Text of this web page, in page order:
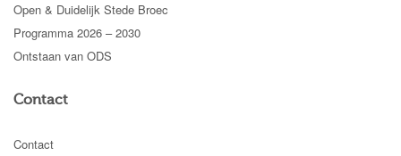
Open & Duidelijk Stede Broec
Programma 2026 – 2030
Ontstaan van ODS
Contact
Contact